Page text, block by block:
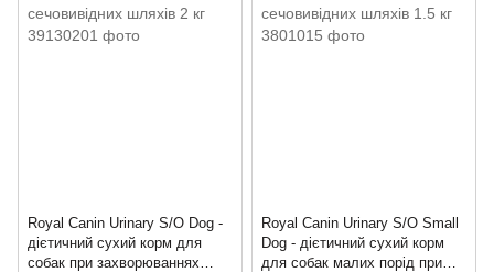
Royal Canin Urinary S/O Dog -
дієтичний сухий корм для
собак при захворюваннях
Royal Canin Urinary S/O Small
Dog - дієтичний сухий корм
для собак малих порід при